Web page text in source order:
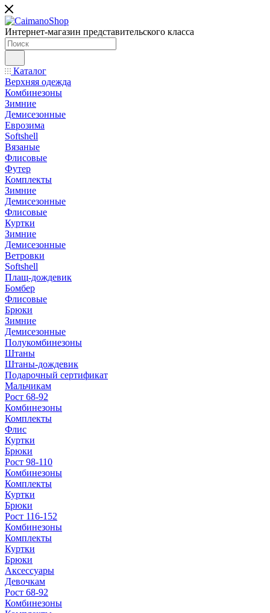
Интернет-магазин представительского класса
Каталог
Верхняя одежда
Комбинезоны
Зимние
Демисезонные
Еврозима
Softshell
Вязаные
Флисовые
Футер
Комплекты
Зимние
Демисезонные
Флисовые
Куртки
Зимние
Демисезонные
Ветровки
Softshell
Плащ-дождевик
Бомбер
Флисовые
Брюки
Зимние
Демисезонные
Полукомбинезоны
Штаны
Штаны-дождевик
Подарочный сертификат
Мальчикам
Рост 68-92
Комбинезоны
Комплекты
Флис
Куртки
Брюки
Рост 98-110
Комбинезоны
Комплекты
Куртки
Брюки
Рост 116-152
Комбинезоны
Комплекты
Куртки
Брюки
Аксессуары
Девочкам
Рост 68-92
Комбинезоны